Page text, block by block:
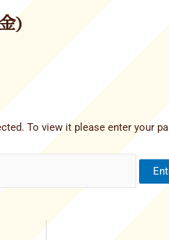
)
To view it please enter your